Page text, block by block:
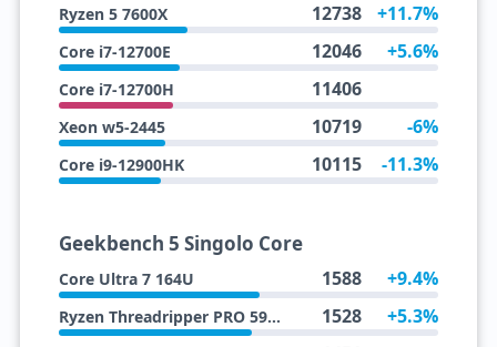
Ryzen 5 7600X 12738 +11.7%
Core i7-12700E 12046 +5.6%
Core i7-12700H 11406
Xeon w5-2445 10719 -6%
Core i9-12900HK 10115 -11.3%
Geekbench 5 Singolo Core
Core Ultra 7 164U 1588 +9.4%
Ryzen Threadripper PRO 5975WX 1528 +5.3%